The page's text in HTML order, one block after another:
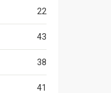
22
43
38
41